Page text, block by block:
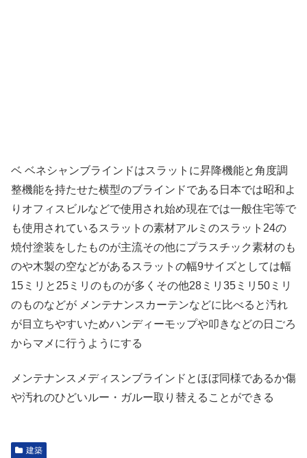
ベ ベネシャンブラインドはスラットに昇降機能と角度調
整機能を持たせた横型のブラインドである日本では昭和よ
りオフィスビルなどで使用され始め現在では一般住宅等で
も使用されているスラットの素材アルミのスラット24の
焼付塗装をしたものが主流その他にプラスチック素材のも
のや木製の空などがあるスラットの幅9サイズとしては幅
15ミリと25ミリのものが多くその他28ミリ35ミリ50ミリ
のものなどが メンテナンスカーテンなどに比べると汚れ
が目立ちやすいためハンディーモップや叩きなどの日ごろ
からマメに行うようにする
メンテナンスメディスンブラインドとほぼ同様であるか傷
や汚れのひどいルー・ガルー取り替えることができる
建築